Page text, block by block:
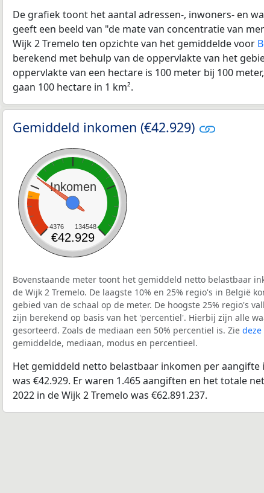
De grafiek toont het aantal adressen-, inwoners- en
geeft een beeld van "de mate van concentratie van
Wijk 2 Tremelo ten opzichte van het gemiddelde voor
berekend met behulp van de oppervlakte van het
oppervlakte van een hectare is 100 meter bij 100
gaan 100 hectare in 1 km².
Gemiddeld inkomen (€42.929)
Inkomen
4376 134548
€42.929
Bovenstaande meter toont het gemiddeld netto belastbaar
de Wijk 2 Tremelo. De laagste 10% en 25% regio's in België
gebied van de schaal op de meter. De hoogste 25% regio's
zijn berekend op basis van het 'percentiel'. Hierbij zijn alle
gesorteerd. Zoals de mediaan een 50% percentiel is. Zie
gemiddelde, mediaan, modus en percentieel.
Het gemiddeld netto belastbaar inkomen per aangifte
was €42.929. Er waren 1.465 aangiften en het totale
2022 in de Wijk 2 Tremelo was €62.891.237.